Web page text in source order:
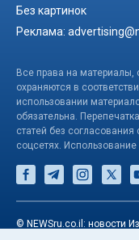
Без картинок
Реклама:
Все права на материалы,
охраняются в
использовании
обязательна.
статей без
соцсетях.
© NEWSru.co.il: новости